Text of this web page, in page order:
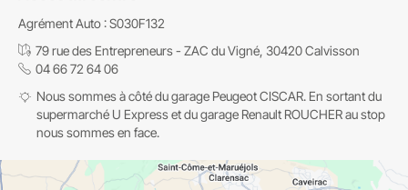
Agrément Auto : S030F132
79 rue des Entrepreneurs - ZAC du Vigné, 30420 Calvisson
04 66 72 64 06
Nous sommes à côté du garage Peugeot CISCAR. En sortant du
supermarché U Express et du garage Renault ROUCHER au stop
nous sommes en face.